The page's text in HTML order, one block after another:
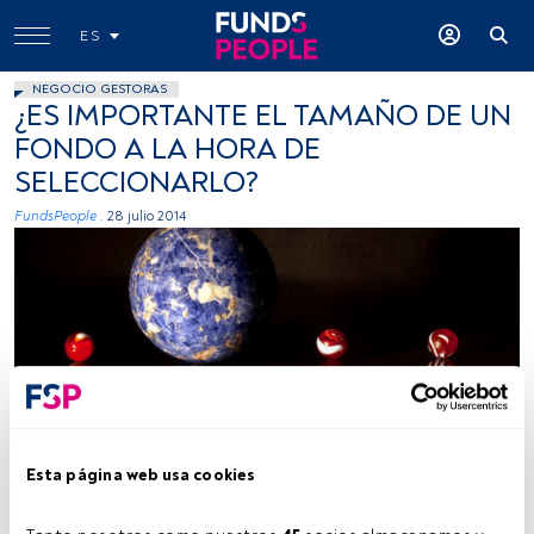
Esta página web usa cookies
ES
NEGOCIO GESTORAS
¿ES IMPORTANTE EL TAMAÑO DE UN
FONDO A LA HORA DE
SELECCIONARLO?
FundsPeople . 28 julio 2014
Tiempo lectura: